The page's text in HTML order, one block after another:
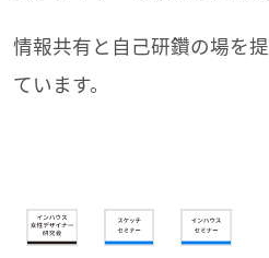
情報共有と自己研鑽の場を
ています。